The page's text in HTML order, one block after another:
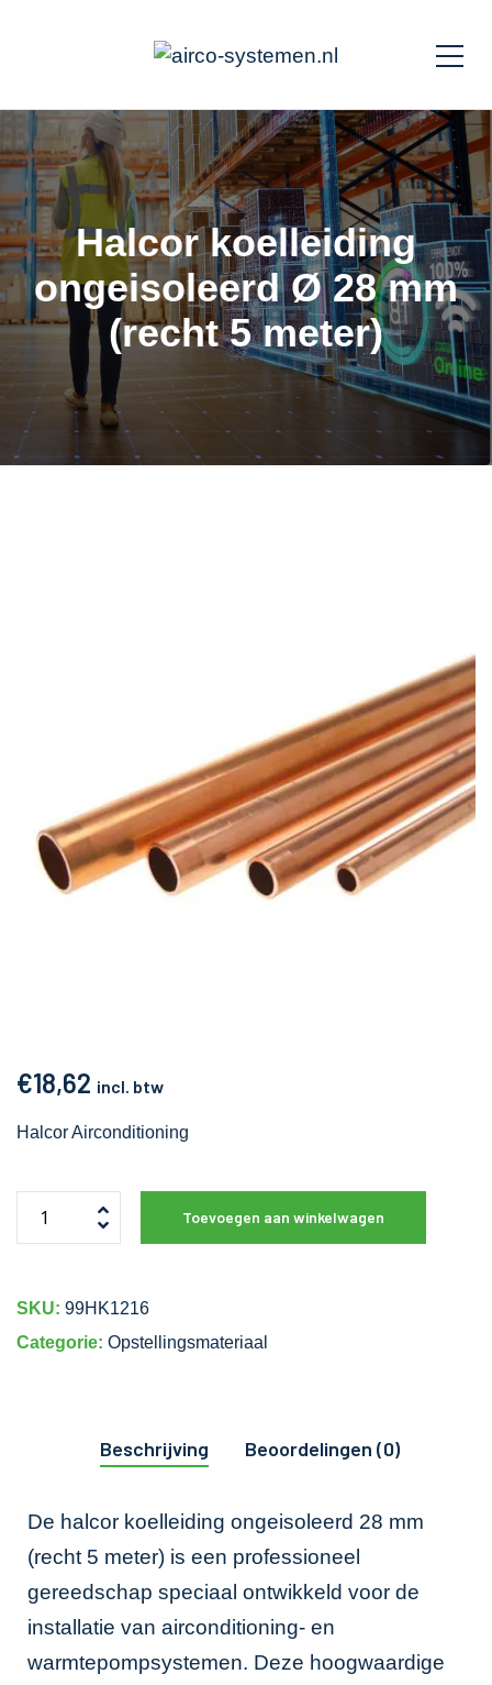
Halcor koelleiding
ongeisoleerd Ø 28 mm
(recht 5 meter)
€18,62 incl. btw
Halcor Airconditioning
Toevoegen aan winkelwagen
SKU: 99HK1216
Categorie: Opstellingsmateriaal
Beschrijving Beoordelingen (0)
De halcor koelleiding ongeisoleerd 28 mm
(recht 5 meter) is een professioneel
gereedschap speciaal ontwikkeld voor de
installatie van airconditioning- en
warmtepompsystemen. Deze hoogwaardige